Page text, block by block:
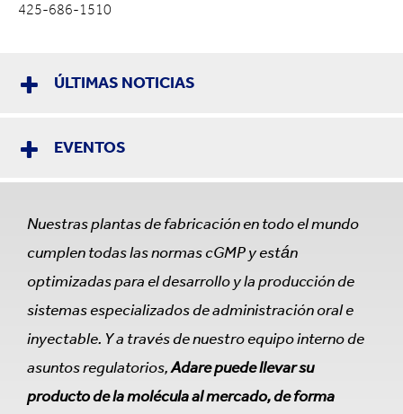
425-686-1510
ÚLTIMAS NOTICIAS
EVENTOS
Nuestras plantas de fabricación en todo el mundo
cumplen todas las normas cGMP y están
optimizadas para el desarrollo y la producción de
sistemas especializados de administración oral e
inyectable. Y a través de nuestro equipo interno de
asuntos regulatorios,Adare puede llevar su
producto de la molécula al mercado, de forma